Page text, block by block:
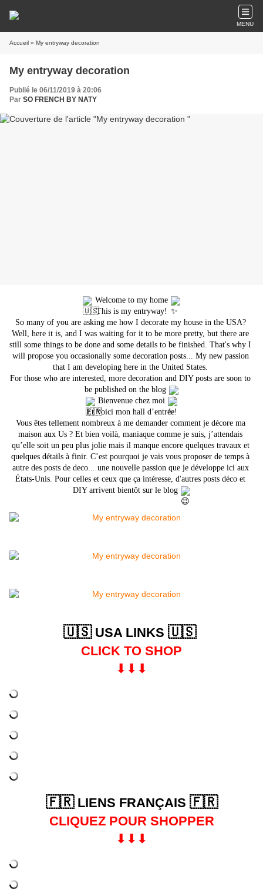
MENU
Accueil » My entryway decoration
My entryway decoration
Publié le 06/11/2019 à 20:06
Par SO FRENCH BY NATY
Welcome to my home
This is my entryway!
So many of you are asking me how I decorate my house in the USA?
Well, here it is, and I was waiting for it to be more pretty, but there are
still some things to be done and some details to be finished. That's why I
will propose you occasionally some decoration posts... My new passion
that I am developing here in the United States.
For those who are interested, more decoration and DIY posts are soon to
be published on the blog
Bienvenue chez moi
Et Voici mon hall d’entrée!
Vous êtes tellement nombreux à me demander comment je décore ma
maison aux Us ? Et bien voilà, maniaque comme je suis, j’attendais
qu’elle soit un peu plus jolie mais il manque encore quelques travaux et
quelques détails à finir. C’est pourquoi je vais vous proposer de temps à
autre des posts de deco... une nouvelle passion que je développe ici aux
États-Unis. Pour celles et ceux que ça intéresse, d'autres posts déco et
DIY arrivent bientôt sur le blog
🇺🇸 USA LINKS 🇺🇸
CLICK TO SHOP
⬇︎⬇︎⬇︎
🇫🇷LIENS FRANÇAIS 🇫🇷
CLIQUEZ POUR SHOPPER
⬇︎⬇︎⬇︎